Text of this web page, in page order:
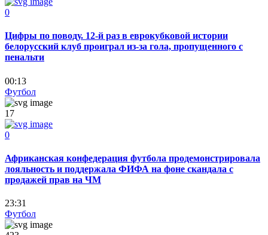
0
Цифры по поводу. 12-й раз в еврокубковой истории
белорусский клуб проиграл из-за гола, пропущенного с
пенальти
00:13
Футбол
17
0
Африканская конфедерация футбола продемонстрировала
лояльность и поддержала ФИФА на фоне скандала с
продажей прав на ЧМ
23:31
Футбол